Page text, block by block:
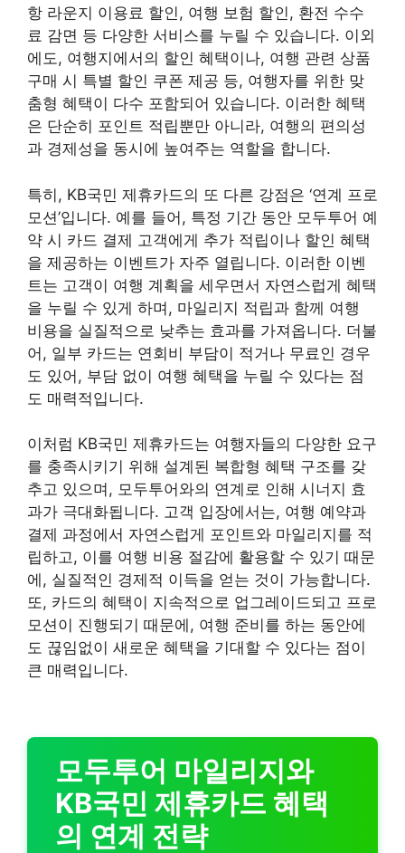
항 라운지 이용료 할인, 여행 보험 할인, 환전 수수
료 감면 등 다양한 서비스를 누릴 수 있습니다. 이외
에도, 여행지에서의 할인 혜택이나, 여행 관련 상품
구매 시 특별 할인 쿠폰 제공 등, 여행자를 위한 맞
춤형 혜택이 다수 포함되어 있습니다. 이러한 혜택
은 단순히 포인트 적립뿐만 아니라, 여행의 편의성
과 경제성을 동시에 높여주는 역할을 합니다.
특히, KB국민 제휴카드의 또 다른 강점은 ‘연계 프로
모션’입니다. 예를 들어, 특정 기간 동안 모두투어 예
약 시 카드 결제 고객에게 추가 적립이나 할인 혜택
을 제공하는 이벤트가 자주 열립니다. 이러한 이벤
트는 고객이 여행 계획을 세우면서 자연스럽게 혜택
을 누릴 수 있게 하며, 마일리지 적립과 함께 여행
비용을 실질적으로 낮추는 효과를 가져옵니다. 더불
어, 일부 카드는 연회비 부담이 적거나 무료인 경우
도 있어, 부담 없이 여행 혜택을 누릴 수 있다는 점
도 매력적입니다.
이처럼 KB국민 제휴카드는 여행자들의 다양한 요구
를 충족시키기 위해 설계된 복합형 혜택 구조를 갖
추고 있으며, 모두투어와의 연계로 인해 시너지 효
과가 극대화됩니다. 고객 입장에서는, 여행 예약과
결제 과정에서 자연스럽게 포인트와 마일리지를 적
립하고, 이를 여행 비용 절감에 활용할 수 있기 때문
에, 실질적인 경제적 이득을 얻는 것이 가능합니다.
또, 카드의 혜택이 지속적으로 업그레이드되고 프로
모션이 진행되기 때문에, 여행 준비를 하는 동안에
도 끊임없이 새로운 혜택을 기대할 수 있다는 점이
큰 매력입니다.
모두투어 마일리지와
KB국민 제휴카드 혜택
의 연계 전략